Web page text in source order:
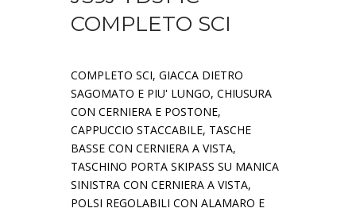
COMPLETO SCI
COMPLETO SCI, GIACCA DIETRO
SAGOMATO E PIU' LUNGO, CHIUSURA
CON CERNIERA E POSTONE,
CAPPUCCIO STACCABILE, TASCHE
BASSE CON CERNIERA A VISTA,
TASCHINO PORTA SKIPASS SU MANICA
SINISTRA CON CERNIERA A VISTA,
POLSI REGOLABILI CON ALAMARO E